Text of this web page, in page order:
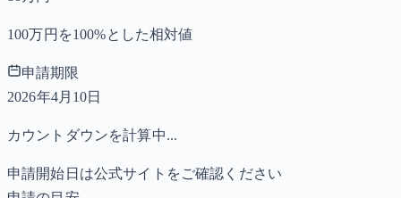
100万円を100%とした相対値
申請期限
2026年4月10日
カウントダウンを計算中...
申請開始日は公式サイトをご確認ください